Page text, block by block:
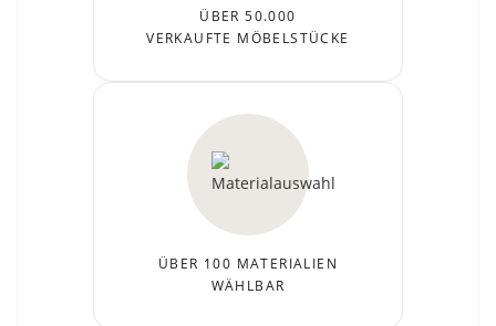
ÜBER 50.000
VERKAUFTE MÖBELSTÜCKE
ÜBER 100 MATERIALIEN
WÄHLBAR